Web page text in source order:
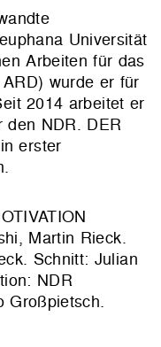
Universität
Arbeiten für das
wurde er für
2014 arbeitet er
den NDR. DER
erster
Martin Rieck.
Schnitt: Julian
NDR
Großpietsch.